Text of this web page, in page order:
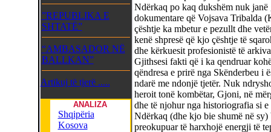
”REPUBLIKA E
SHTATË”
“AMBASADOR NË
BALLKAN”
Artikuj të tjerë .....
ANALIZA
Shqipëria
Kosova
Ndërkaq po kaq dukshëm nuk janë
dokumentare që Vojsava Tribalda
çështje ka mbetur e pezullt dhe
kenë shpresë që kjo çështje të
dhe kërkuesit profesionistë të
Gjithsesi fakti që i ka qendruar
qëndresa e prirë nga Skënderbeu i
ndarë me ndonjë tjetër. Nuk
heroit tonë kombëtar, Gjoni, në
dhe të njohur nga historiografia si
Ndërkaq (dhe kjo bie shumë në sy)
preokupuar të harxhojë energji të